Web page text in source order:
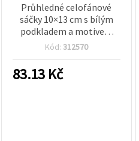
Průhledné celofánové
sáčky 10×13 cm s bílým
podkladem a motivem
usměvavého Santa Clause
Kód: 312570
83.13 Kč